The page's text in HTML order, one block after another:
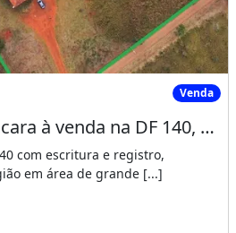
à venda na DF 140Venda
Oportunidade chácara à venda na DF 140, com escritura e registro
com escritura e registro,
em área de grande [...]